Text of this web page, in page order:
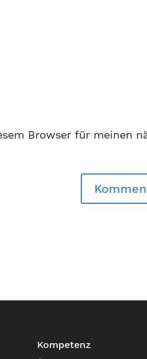
Browser für meinen
Kompetenz